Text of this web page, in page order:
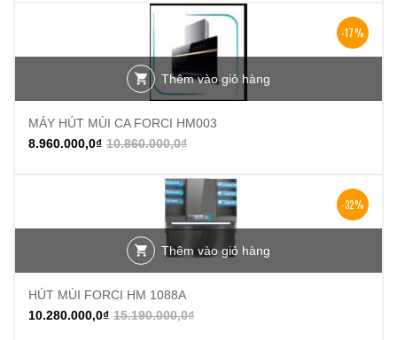
-17%
Thêm vào giỏ hàng
MÁY HÚT MÙI CA FORCI HM003
10.860.000,0₫
8.960.000,0₫
-32%
Thêm vào giỏ hàng
HÚT MÙI FORCI HM 1088A
15.190.000,0₫
10.280.000,0₫